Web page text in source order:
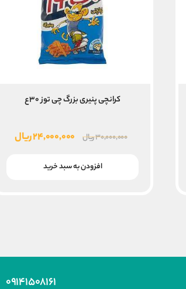
کرانچی پنیری بزرگ چی توز ۳۰ع
۳۰,۰۰۰,۰۰۰ریال
قیمت
۲۴,۰۰۰,۰۰۰ریالقیمت
افزودن به سبد خرید
۰۹۱۴۱۵۰۸۱۶۱